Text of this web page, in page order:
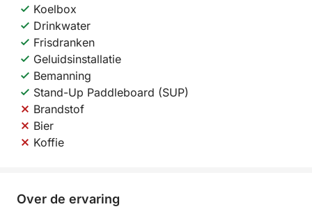
Koelbox
Drinkwater
Frisdranken
Geluidsinstallatie
Bemanning
Stand-Up Paddleboard (SUP)
Brandstof
Bier
Koffie
Over de ervaring